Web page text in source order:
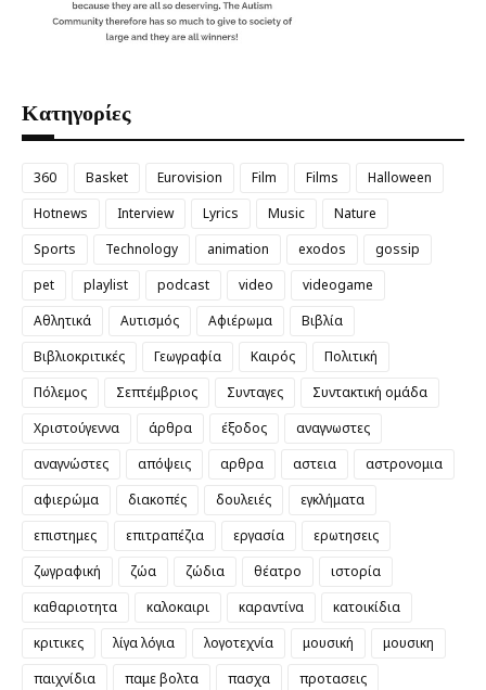
Κατηγορίες
360 Basket Eurovision Film Films
Halloween
Hotnews
Interview Lyrics Music
Nature
Sports
Technology animation exodos
gossip
pet
playlist podcast video
videogame
Αθλητικά
Αυτισμός Αφιέρωμα
Βιβλία
Βιβλιοκριτικές
Γεωγραφία Καιρός
Πολιτική
Πόλεμος
Σεπτέμβριος Συνταγες
Συντακτική ομάδα
Χριστούγεννα
άρθρα έξοδος
αναγνωστες
αναγνώστες
απόψεις αρθρα αστεια
αστρονομια
αφιερώμα
διακοπές δουλειές
εγκλήματα
επιστημες
επιτραπέζια εργασία
ερωτησεις
ζωγραφική
ζώα ζώδια θέατρο
ιστορία
καθαριοτητα
καλοκαιρι καραντίνα
κατοικίδια
κριτικες
λίγα λόγια λογοτεχνία μουσική
μουσικη
παιχνίδια
παμε βολτα πασχα
προτασεις